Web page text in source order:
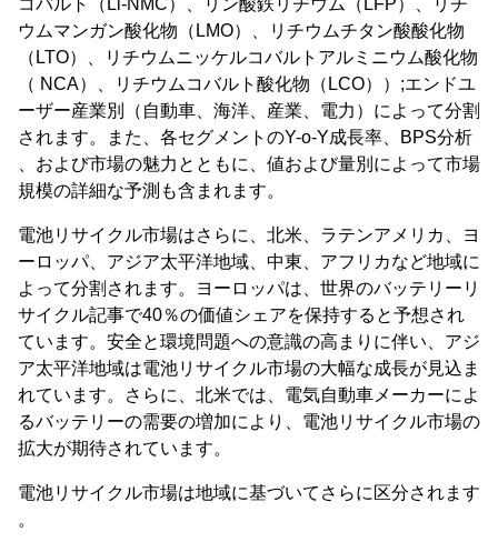
コバルト（Li-NMC）、リン酸鉄リチウム（LFP）、リチ
ウムマンガン酸化物（LMO）、リチウムチタン酸酸化物
（LTO）、リチウムニッケルコバルトアルミニウム酸化物
（ NCA）、リチウムコバルト酸化物（LCO））;エンドユ
ーザー産業別（自動車、海洋、産業、電力）によって分割
されます。また、各セグメントのY-o-Y成長率、BPS分析
、および市場の魅力とともに、値および量別によって市場
規模の詳細な予測も含まれます。
電池リサイクル市場はさらに、北米、ラテンアメリカ、ヨ
ーロッパ、アジア太平洋地域、中東、アフリカなど地域に
よって分割されます。ヨーロッパは、世界のバッテリーリ
サイクル記事で40％の価値シェアを保持すると予想され
ています。安全と環境問題への意識の高まりに伴い、アジ
ア太平洋地域は電池リサイクル市場の大幅な成長が見込ま
れています。さらに、北米では、電気自動車メーカーによ
るバッテリーの需要の増加により、電池リサイクル市場の
拡大が期待されています。
電池リサイクル市場は地域に基づいてさらに区分されます
。